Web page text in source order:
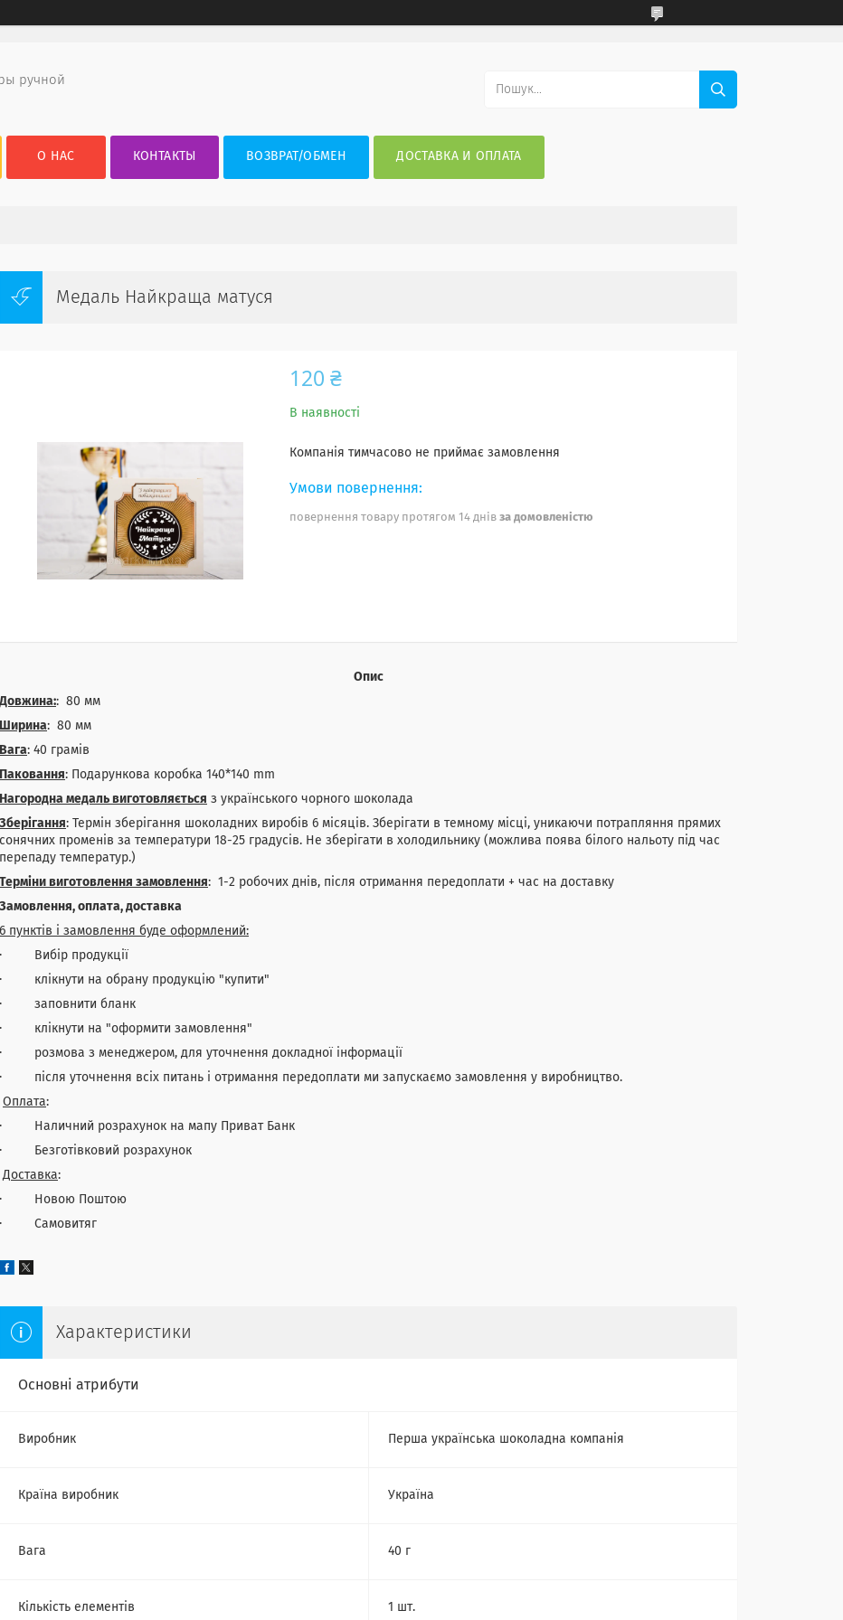
ручной
О НАС КОНТАКТЫ ВОЗВРАТ/ОБМЕН ДОСТАВКА И ОПЛАТА
Медаль Найкраща матуся
120 ₴
В наявності
Компанія тимчасово не приймає замовлення
повернення товару протягом 14 днів за домовленістю
Опис
Довжина:: 80 мм
Ширина: 80 мм
Вага: 40 грамів
Паковання: Подарункова коробка 140*140 mm
Нагородна медаль виготовляється з українського чорного шоколада
Зберігання: Термін зберігання шоколадних виробів 6 місяців. Зберігати в темному місці, уникаючи потрапляння прямих
сонячних променів за температури 18-25 градусів. Не зберігати в холодильнику (можлива поява білого нальоту під час
перепаду температур.)
Терміни виготовлення замовлення: 1-2 робочих днів, після отримання передоплати + час на доставку
Замовлення, оплата, доставка
6 пунктів і замовлення буде оформлений:
· Вибір продукції
· клікнути на обрану продукцію "купити"
· заповнити бланк
· клікнути на "оформити замовлення"
· розмова з менеджером, для уточнення докладної інформації
· після уточнення всіх питань і отримання передоплати ми запускаємо замовлення у виробництво.
Оплата:
· Наличний розрахунок на мапу Приват Банк
· Безготівковий розрахунок
Доставка:
· Новою Поштою
· Самовитяг
Характеристики
Основні атрибути
Виробник Перша українська шоколадна компанія
Країна виробник Україна
Вага 40 г
Кількість елементів 1 шт.